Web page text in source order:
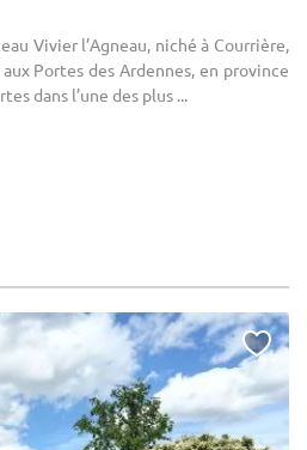
Vivier l’Agneau, niché à Courrière,
aux Portes des Ardennes, en province
dans l’une des plus ...